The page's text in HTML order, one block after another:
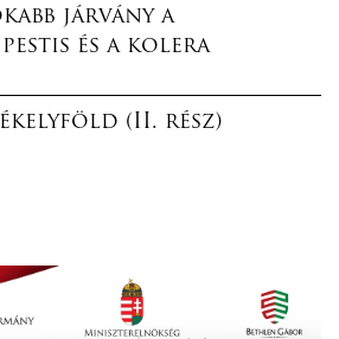
járvány a
és a kolera
(II. rész)